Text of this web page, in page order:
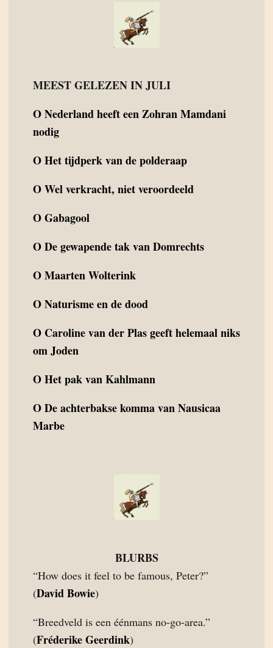
MEEST GELEZEN IN JULI
ONederland heeft een Zohran Mamdani
nodig
OHet tijdperk van de polderaap
OWel verkracht, niet veroordeeld
OGabagool
ODe gewapende tak van Domrechts
OMaarten Wolterink
ONaturisme en de dood
O Caroline van der Plas geeft helemaal niks
om Joden
OHet pak van Kahlmann
ODe achterbakse komma van Nausicaa
Marbe
BLURBS
“How does it feel to be famous, Peter?”
(David Bowie)
“Breedveld is een éénmans no-go-area.”
(Fréderike Geerdink)